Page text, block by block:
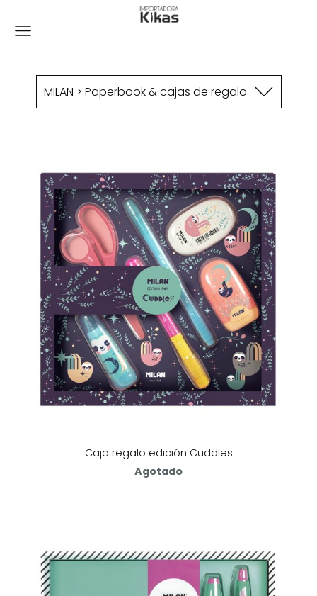
MILAN > Paperbook & cajas de regalo
Caja regalo edición Cuddles
Agotado